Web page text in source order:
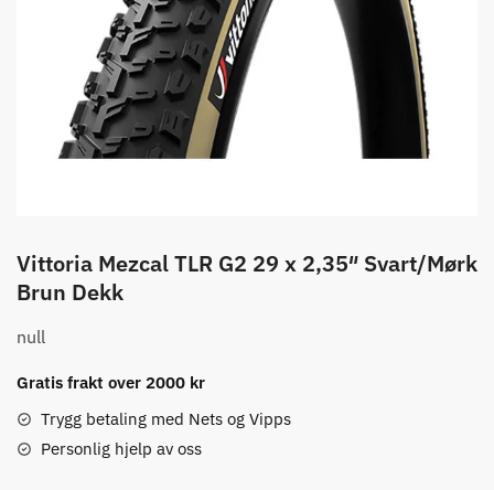
Vittoria Mezcal TLR G2 29 x 2,35″ Svart/Mørk
Brun Dekk
null
Gratis frakt over 2000 kr
Trygg betaling med Nets og Vipps
Personlig hjelp av oss